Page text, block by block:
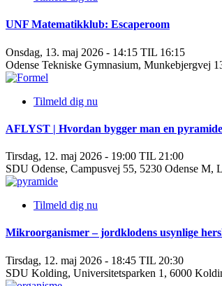
UNF Matematikklub: Escaperoom
Onsdag, 13. maj 2026 - 14:15 TIL 16:15
Odense Tekniske Gymnasium, Munkebjergvej
Tilmeld dig nu
AFLYST | Hvordan bygger man en pyramide
Tirsdag, 12. maj 2026 - 19:00 TIL 21:00
SDU Odense, Campusvej 55, 5230 Odense M,
Tilmeld dig nu
Mikroorganismer – jordklodens usynlige
Tirsdag, 12. maj 2026 - 18:45 TIL 20:30
SDU Kolding, Universitetsparken 1, 6000